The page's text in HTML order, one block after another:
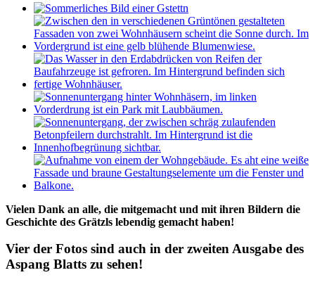
Vielen Dank an alle, die mitgemacht und mit ihren Bildern die
Geschichte des Grätzls lebendig gemacht haben!
Vier der Fotos sind auch in der zweiten Ausgabe des
Aspang Blatts zu sehen!